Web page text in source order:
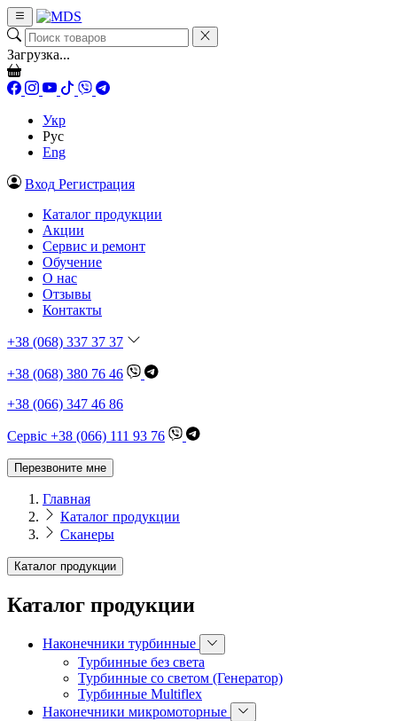
Загрузка...
Укр
Рус
Eng
Вход Регистрация
Каталог продукции
Акции
Сервис и ремонт
Обучение
О нас
Отзывы
Контакты
+38 (068) 337 37 37
+38 (068) 380 76 46
+38 (066) 347 46 86
Сервіс +38 (066) 111 93 76
Перезвоните мне
Главная
Каталог продукции
Сканеры
Каталог продукции
Каталог продукции
Наконечники турбинные
Турбинные без света
Турбинные со светом (Генератор)
Турбинные Multiflex
Наконечники микромоторные